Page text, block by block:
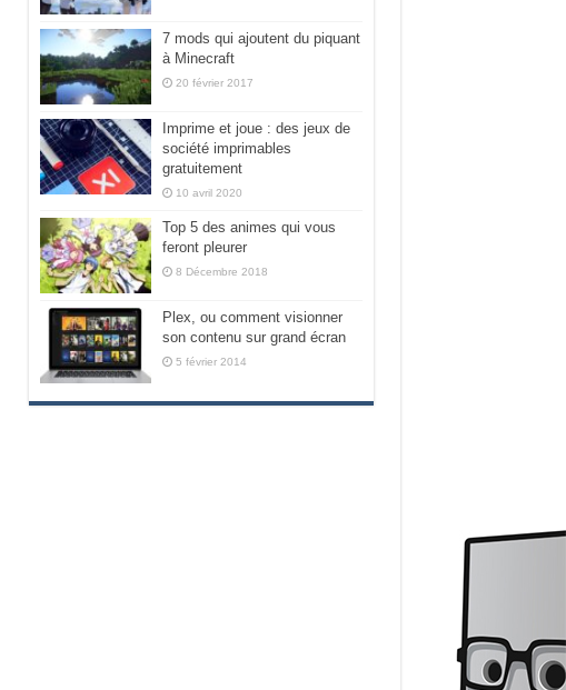
7 mods qui ajoutent du piquant
à Minecraft
20 février 2017
Imprime et joue : des jeux de
société imprimables
gratuitement
10 avril 2020
Top 5 des animes qui vous
feront pleurer
8 Décembre 2018
Plex, ou comment visionner
son contenu sur grand écran
5 février 2014